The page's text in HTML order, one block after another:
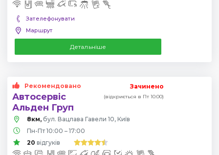
Зателефонувати
Маршрут
Детальніше
Рекомендовано
Автосервіс
Альден Груп
Зачинено
(відкриється в Пт 10:00)
8км, бул. Вацлава Гавели 10, Київ
Пн-Пт 10:00 – 17:00
20 відгуків